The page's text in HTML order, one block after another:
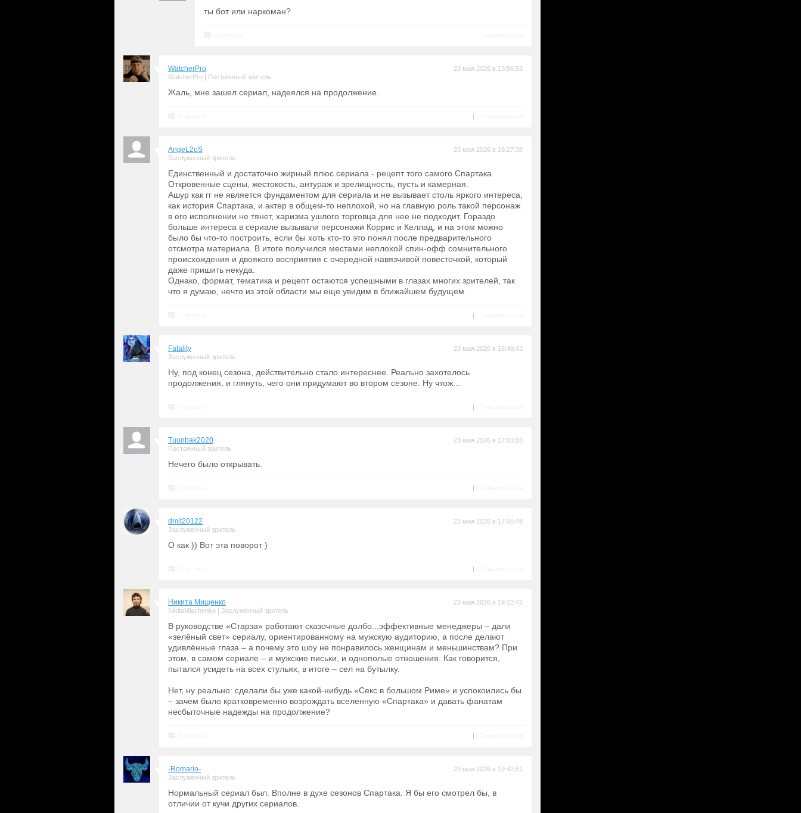
ты бот или наркоман?
WatcherPro
WatcherPro Постоянный зритель
23 мая 2026 в 13:56:53
Жаль, мне зашел сериал, надеялся на продолжение.
|
AngeL2uS
Заслуженный зритель
23 мая 2026 в 16:27:38
Единственный и достаточно жирный плюс сериала - рецепт того самого Спартака.
Откровенные сцены, жестокость, антураж и зрелищность, пусть и камерная.
Ашур как гг не является фундаментом для сериала и не вызывает столь яркого интереса,
как история Спартака, и актер в общем-то неплохой, но на главную роль такой персонаж
в его исполнении не тянет, харизма ушлого торговца для нее не подходит. Гораздо
больше интереса в сериале вызывали персонажи Коррис и Келлад, и на этом можно
было бы что-то построить, если бы хоть кто-то это понял после предварительного
отсмотра материала. В итоге получился местами неплохой спин-офф сомнительного
происхождения и двоякого восприятия с очередной навязчивой повесточкой, который
даже пришить некуда.
Однако, формат, тематика и рецепт остаются успешными в глазах многих зрителей, так
что я думаю, нечто из этой области мы еще увидим в ближайшем будущем.
|
Fatality
Заслуженный зритель
23 мая 2026 в 16:49:43
Ну, под конец сезона, действительно стало интереснее. Реально захотелось
продолжения, и глянуть, чего они придумают во втором сезоне. Ну чтож...
|
Tuunbak2020
Постоянный зритель
23 мая 2026 в 17:03:53
Нечего было открывать.
|
dmit20122
Заслуженный зритель
23 мая 2026 в 17:06:49
О как )) Вот эта поворот )
|
Никита Мищенко
NikitaMischenko Заслуженный зритель
23 мая 2026 в 19:22:42
В руководстве «Старза» работают сказочные долбо...эффективные менеджеры – дали
«зелёный свет» сериалу, ориентированному на мужскую аудиторию, а после делают
удивлённые глаза – а почему это шоу не понравилось женщинам и меньшинствам? При
этом, в самом сериале – и мужские письки, и однополые отношения. Как говорится,
пытался усидеть на всех стульях, в итоге – сел на бутылку.
Нет, ну реально: сделали бы уже какой-нибудь «Секс в большом Риме» и успокоились бы
– зачем было кратковременно возрождать вселенную «Спартака» и давать фанатам
несбыточные надежды на продолжение?
|
-Romario-
Заслуженный зритель
23 мая 2026 в 19:42:51
Нормальный сериал был. Вполне в духе сезонов Спартака. Я бы его смотрел бы, в
отличии от кучи других сериалов.